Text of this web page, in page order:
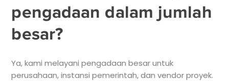
pengadaan dalam jumlah
besar?
Ya, kami melayani pengadaan besar untuk
perusahaan, instansi pemerintah, dan vendor proyek.